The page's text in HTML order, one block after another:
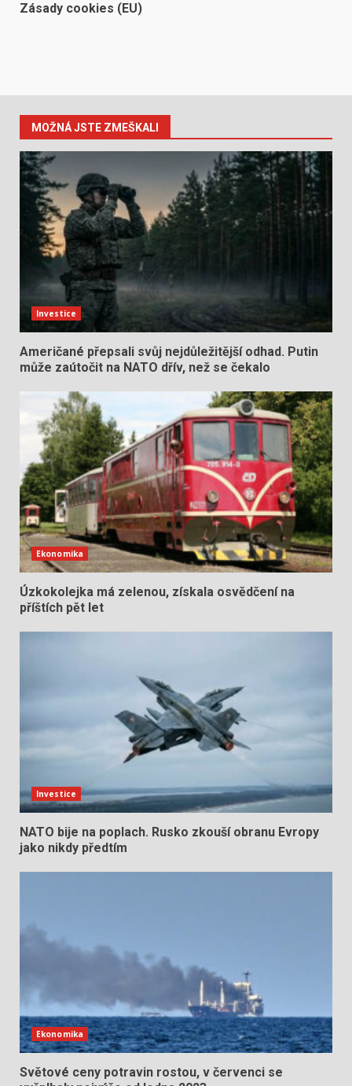
Zásady cookies (EU)
MOŽNÁ JSTE ZMEŠKALI
Investice
Američané přepsali svůj nejdůležitější odhad. Putin
může zaútočit na NATO dřív, než se čekalo
Ekonomika
Úzkokolejka má zelenou, získala osvědčení na
příštích pět let
Investice
NATO bije na poplach. Rusko zkouší obranu Evropy
jako nikdy předtím
Ekonomika
Světové ceny potravin rostou, v červenci se